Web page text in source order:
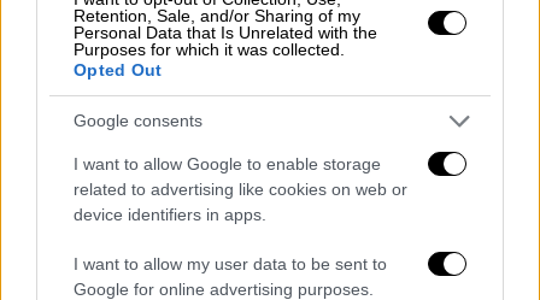
Retention, Sale, and/or Sharing of my
Personal Data that Is Unrelated with the
Purposes for which it was collected.
Opted Out
Google consents
I want to allow Google to enable storage
related to advertising like cookies on web or
device identifiers in apps.
I want to allow my user data to be sent to
Google for online advertising purposes.
View this post on Instagram